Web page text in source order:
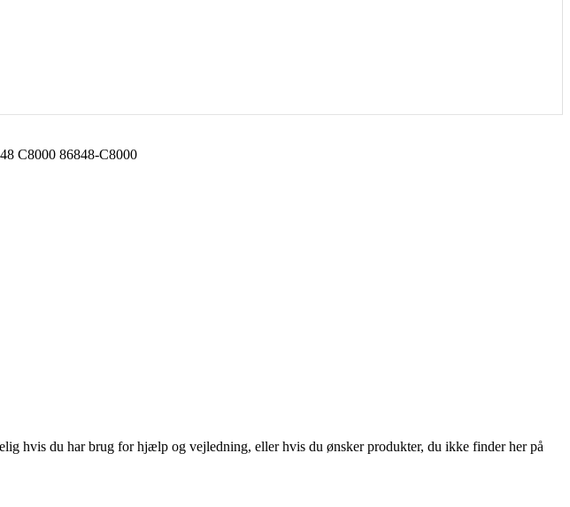
C8000 86848-C8000
hvis du har brug for hjælp og vejledning, eller hvis du ønsker produkter, du ikke finder her på